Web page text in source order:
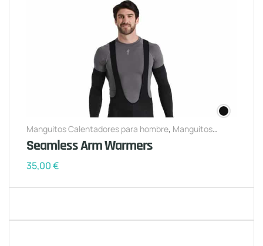
Manguitos Calentadores para hombre, Manguitos
Calentadores para mujer
Seamless Arm Warmers
35,00€